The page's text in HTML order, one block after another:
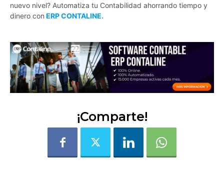
nuevo nivel? Automatiza tu Contabilidad ahorrando tiempo y
dinero con ERP CONTALINE.
¡Comparte!